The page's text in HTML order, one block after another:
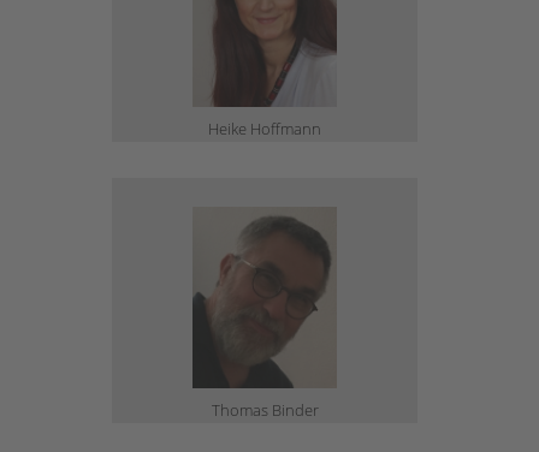
Heike Hoffmann
Thomas Binder